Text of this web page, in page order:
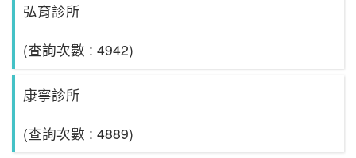
弘育診所
(查詢次數 : 4942)
康寧診所
(查詢次數 : 4889)